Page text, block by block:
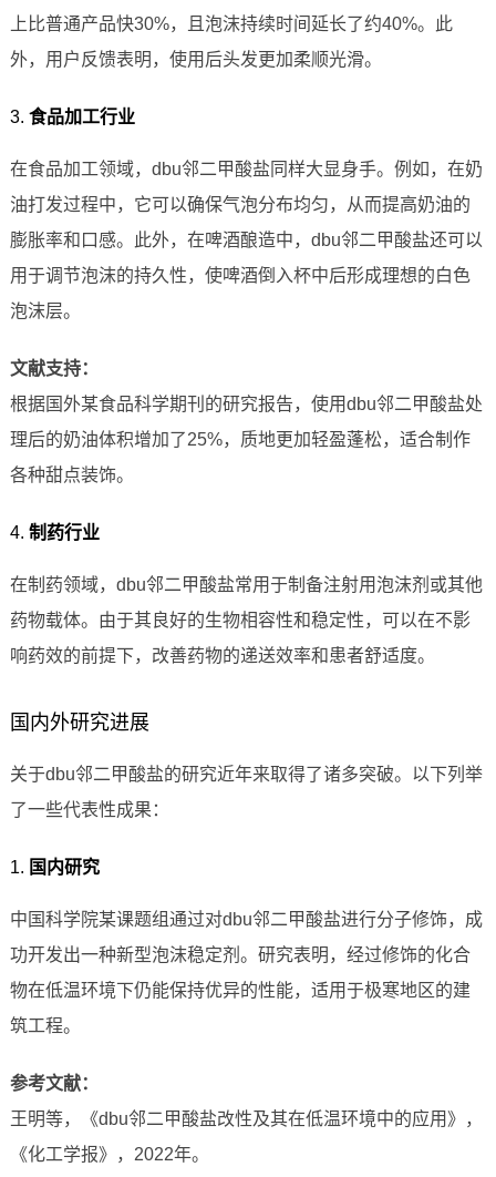
上比普通产品快30%，且泡沫持续时间延长了约40%。此
外，用户反馈表明，使用后头发更加柔顺光滑。
3. 食品加工行业
在食品加工领域，dbu邻二甲酸盐同样大显身手。例如，在奶
油打发过程中，它可以确保气泡分布均匀，从而提高奶油的
膨胀率和口感。此外，在啤酒酿造中，dbu邻二甲酸盐还可以
用于调节泡沫的持久性，使啤酒倒入杯中后形成理想的白色
泡沫层。
文献支持：
根据国外某食品科学期刊的研究报告，使用dbu邻二甲酸盐处
理后的奶油体积增加了25%，质地更加轻盈蓬松，适合制作
各种甜点装饰。
4. 制药行业
在制药领域，dbu邻二甲酸盐常用于制备注射用泡沫剂或其他
药物载体。由于其良好的生物相容性和稳定性，可以在不影
响药效的前提下，改善药物的递送效率和患者舒适度。
国内外研究进展
关于dbu邻二甲酸盐的研究近年来取得了诸多突破。以下列举
了一些代表性成果：
1. 国内研究
中国科学院某课题组通过对dbu邻二甲酸盐进行分子修饰，成
功开发出一种新型泡沫稳定剂。研究表明，经过修饰的化合
物在低温环境下仍能保持优异的性能，适用于极寒地区的建
筑工程。
参考文献：
王明等，《dbu邻二甲酸盐改性及其在低温环境中的应用》，
《化工学报》，2022年。